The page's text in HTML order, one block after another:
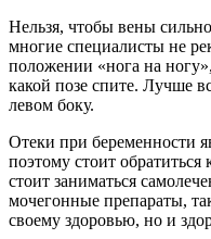
Нельзя, чтобы вены
многие специалисты не
положении «нога на
какой позе спите. Лучше
левом боку.
Отеки при беременности
поэтому стоит
стоит заниматься
мочегонные препараты,
своему здоровью, но и